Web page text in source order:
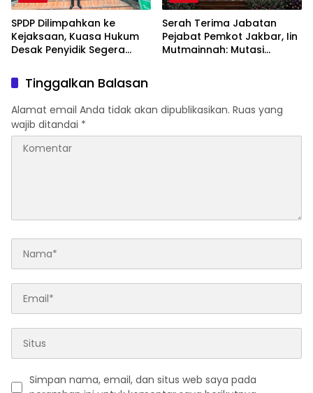
SPDP Dilimpahkan ke
Kejaksaan, Kuasa Hukum
Desak Penyidik Segera
Pengeroyokan
Serah Terima Jabatan
Pejabat Pemkot Jakbar, Iin
Mutmainnah: Mutasi
Tinggalkan Balasan
Alamat email Anda tidak akan dipublikasikan. Ruas yang
wajib ditandai *
Simpan nama, email, dan situs web saya pada